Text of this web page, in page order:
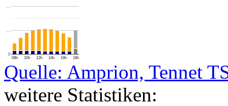
08h 10h 12h 14h 16h 18h
0
…
…
Quelle: Amprion, Tennet
weitere Statistiken: